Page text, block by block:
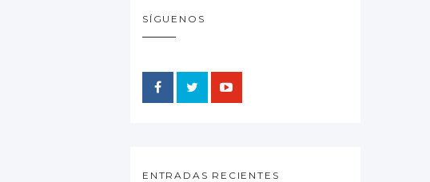
SÍGUENOS
ENTRADAS RECIENTES